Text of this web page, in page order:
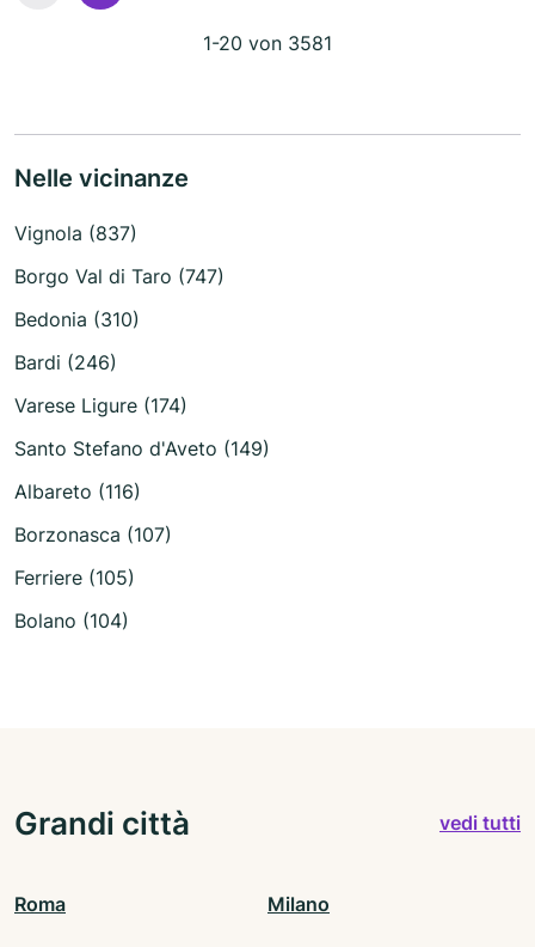
1-20 von 3581
Nelle vicinanze
Vignola (837)
Borgo Val di Taro (747)
Bedonia (310)
Bardi (246)
Varese Ligure (174)
Santo Stefano d'Aveto (149)
Albareto (116)
Borzonasca (107)
Ferriere (105)
Bolano (104)
Grandi città vedi tutti
Roma Milano